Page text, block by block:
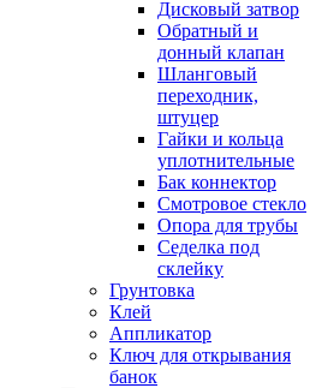
Дисковый затвор
Обратный и
донный клапан
Шланговый
переходник,
штуцер
Гайки и кольца
уплотнительные
Бак коннектор
Смотровое стекло
Опора для трубы
Седелка под
склейку
Грунтовка
Клей
Аппликатор
Ключ для открывания
банок